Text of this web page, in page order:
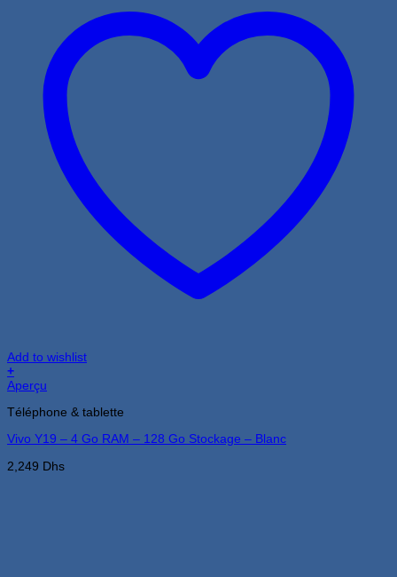
Add to wishlist
+
Aperçu
Téléphone & tablette
Vivo Y19 – 4 Go RAM – 128 Go Stockage – Blanc
2,249 Dhs